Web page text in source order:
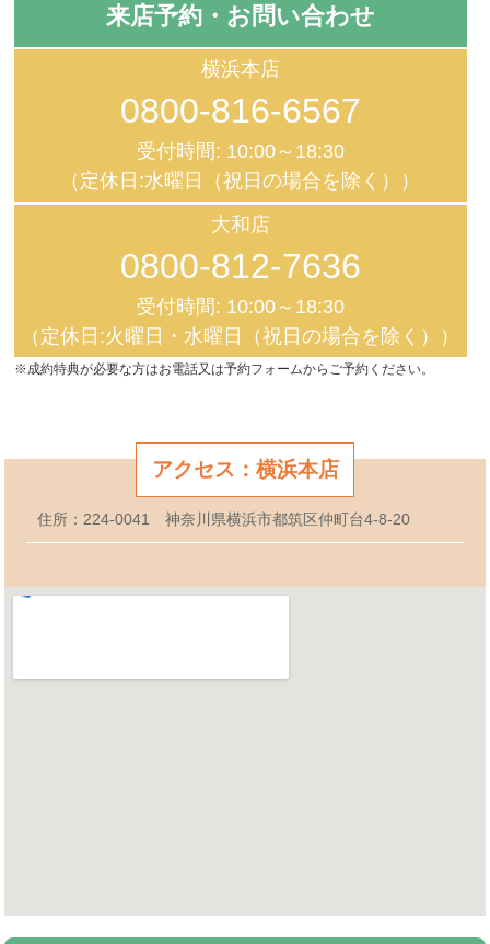
来店予約・お問い合わせ
横浜本店
0800-816-6567
受付時間: 10:00～18:30
（定休日:水曜日（祝日の場合を除く））
大和店
0800-812-7636
受付時間: 10:00～18:30
（定休日:火曜日・水曜日（祝日の場合を除く））
※成約特典が必要な方はお電話又は予約フォームからご予約ください。
アクセス：横浜本店
住所：224-0041 神奈川県横浜市都筑区仲町台4-8-20